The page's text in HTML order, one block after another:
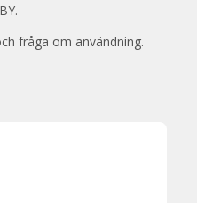
fråga om användning.